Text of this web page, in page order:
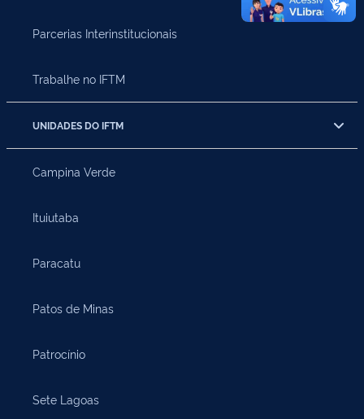
Parcerias Interinstitucionais
Trabalhe no IFTM
UNIDADES DO IFTM
Campina Verde
Ituiutaba
Paracatu
Patos de Minas
Patrocínio
Sete Lagoas